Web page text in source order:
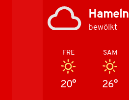
Hameln
bewölkt
FRE
20°
SAM
26°